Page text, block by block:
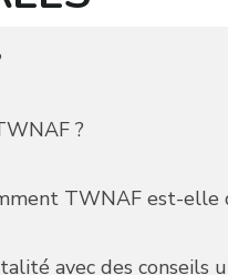
?
TWNAF est-elle
avec des conseils